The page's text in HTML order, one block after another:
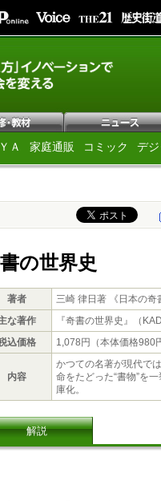
Ａ 家庭通販 コミック デ
の世界史
著者
三崎 律日著 《日本の奇
な著作
『奇書の世界史』（
込価格
1,078円（本体価格980
内容
かつての名著が現代で
命をたどった“書物”を
庫化。
解説